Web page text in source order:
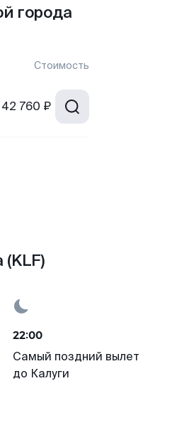
города
Стоимость
42 760 ₽
22:00
Самый поздний вылет
до Калуги